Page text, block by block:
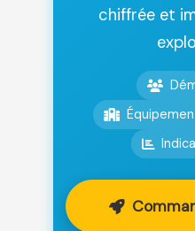
chiffrée et